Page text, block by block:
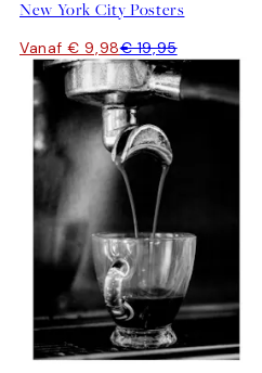
New York City Posters
Vanaf € 9,98€ 19,95